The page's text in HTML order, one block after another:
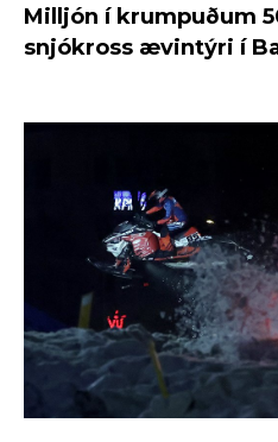
Milljón í krumpuðum
snjókross ævintýri í